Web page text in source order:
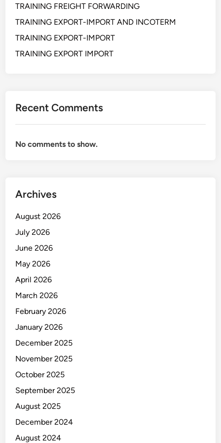
TRAINING FREIGHT FORWARDING
TRAINING EXPORT-IMPORT AND INCOTERM
TRAINING EXPORT-IMPORT
TRAINING EXPORT IMPORT
Recent Comments
No comments to show.
Archives
August 2026
July 2026
June 2026
May 2026
April 2026
March 2026
February 2026
January 2026
December 2025
November 2025
October 2025
September 2025
August 2025
December 2024
August 2024